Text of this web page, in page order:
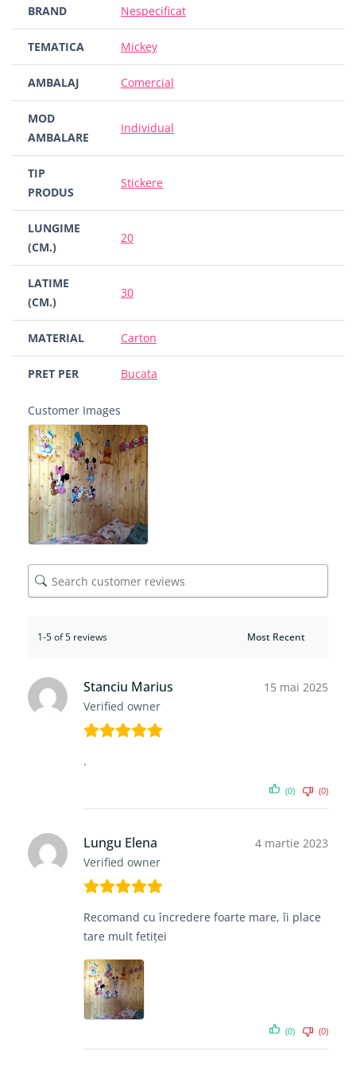
BRAND Nespecificat
TEMATICA Mickey
AMBALAJ Comercial
MOD
AMBALARE
Individual
TIP
PRODUS
Stickere
LUNGIME
(CM.)
20
LATIME
(CM.)
30
MATERIAL Carton
PRET PER Bucata
Customer Images
1-5 of 5 reviews
Stanciu Marius
Verified owner
15 mai 2025
.
(0) (0)
Lungu Elena
Verified owner
4 martie 2023
Recomand cu încredere foarte mare, îi place
tare mult fetiței
(0) (0)